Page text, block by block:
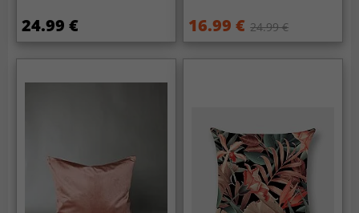
24.99 € 16.99 € 24.99 €